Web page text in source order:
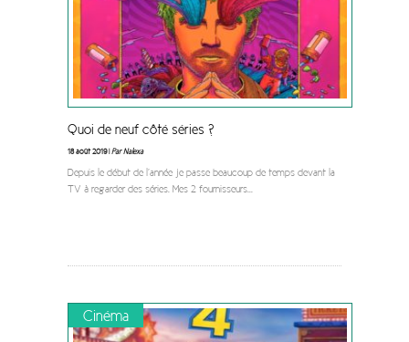
Quoi de neuf côté séries ?
18 août 2019 |Par Nalexa
Depuis le début de l’année je passe beaucoup de temps devant la
TV à regarder des séries. Mes 2 fournisseurs...
Cinéma